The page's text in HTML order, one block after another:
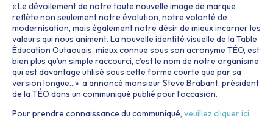
« Le dévoilement de notre toute nouvelle image de marque
reflète non seulement notre évolution, notre volonté de
modernisation, mais également notre désir de mieux incarner les
valeurs qui nous animent. La nouvelle identité visuelle de la Table
Éducation Outaouais, mieux connue sous son acronyme TÉO, est
bien plus qu’un simple raccourci, c’est le nom de notre organisme
qui est davantage utilisé sous cette forme courte que par sa
version longue…» a annoncé monsieur Steve Brabant, président
de la TÉO dans un communiqué publié pour l’occasion.
Pour prendre connaissance du communiqué, veuillez cliquer ici.